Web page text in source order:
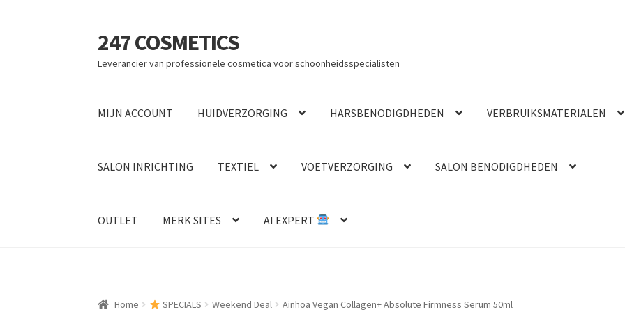
Ga
door
naar
Ga
naar
de
247 COSMETICS
Leverancier van professionele cosmetica voor schoonheidsspecialisten
MIJN ACCOUNT HUIDVERZORGING HARSBENODIGDHEDEN VERBRUIKSMATERIALEN
SALON INRICHTING TEXTIEL VOETVERZORGING SALON BENODIGDHEDEN
OUTLET MERK SITES AI EXPERT
Home SPECIALS Weekend Deal Ainhoa Vegan Collagen+ Absolute Firmness Serum 50ml